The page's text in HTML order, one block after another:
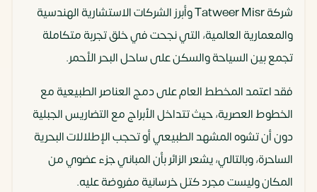
شركة Tatweer Misr وأبرز الشركات الاستشارية الهندسية
والمعمارية العالمية، التي نجحت في خلق تجربة متكاملة
تجمع بين السياحة والسكن على ساحل البحر الأحمر.
فقد اعتمد المخطط العام على دمج العناصر الطبيعية مع
الخطوط العصرية، حيث تتداخل الأبراج مع التضاريس الجبلية
دون أن تشوه المشهد الطبيعي أو تحجب الإطلالات البحرية
الساحرة، وبالتالي، يشعر الزائر بأن المباني جزء عضوي من
المكان وليست مجرد كتل خرسانية مفروضة عليه.